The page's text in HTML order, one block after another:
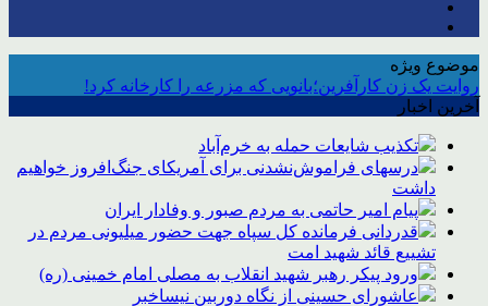
موضوع ویژه
روایت یک زن کارآفرین؛بانویی که مزرعه را کارخانه کرد!
آخرین اخبار
تکذیب شایعات حمله به خرم‌آباد
درسهای فراموش‌نشدنی برای آمریکای جنگ‌افروز خواهیم
داشت
پیام امیر حاتمی به مردم صبور و وفادار ایران
قدردانی فرمانده کل سپاه جهت حضور میلیونی مردم در
تشییع قائد شهید امت
ورود پیکر رهبر شهید انقلاب به مصلی امام خمینی (ره)
عاشورای حسینی از نگاه دوربین نیساخبر